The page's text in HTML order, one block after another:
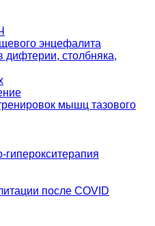
энцефалита
дифтерии, столбняка,
мышц тазового
гиперокситерапия
после СOVID